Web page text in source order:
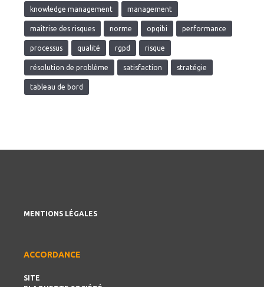
knowledge management management
maîtrise des risques norme opqibi performance
processus qualité rgpd risque
résolution de problème satisfaction stratégie
tableau de bord
MENTIONS LÉGALES
ACCORDANCE
SITE